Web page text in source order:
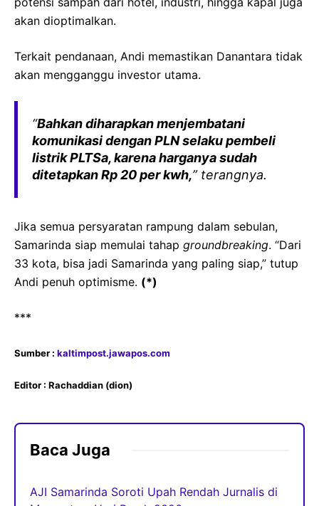
akan dioptimalkan.
Terkait pendanaan, Andi memastikan Danantara tidak
akan mengganggu investor utama.
“Bahkan diharapkan menjembatani
komunikasi dengan PLN selaku pembeli
listrik PLTSa, karena harganya sudah
ditetapkan Rp 20 per kwh,” terangnya.
Jika semua persyaratan rampung dalam sebulan,
Samarinda siap memulai tahap groundbreaking. “Dari
33 kota, bisa jadi Samarinda yang paling siap,” tutup
Andi penuh optimisme. (*)
***
Sumber : kaltimpost.jawapos.com
Editor : Rachaddian (dion)
Baca Juga
AJI Samarinda Soroti Upah Rendah Jurnalis di